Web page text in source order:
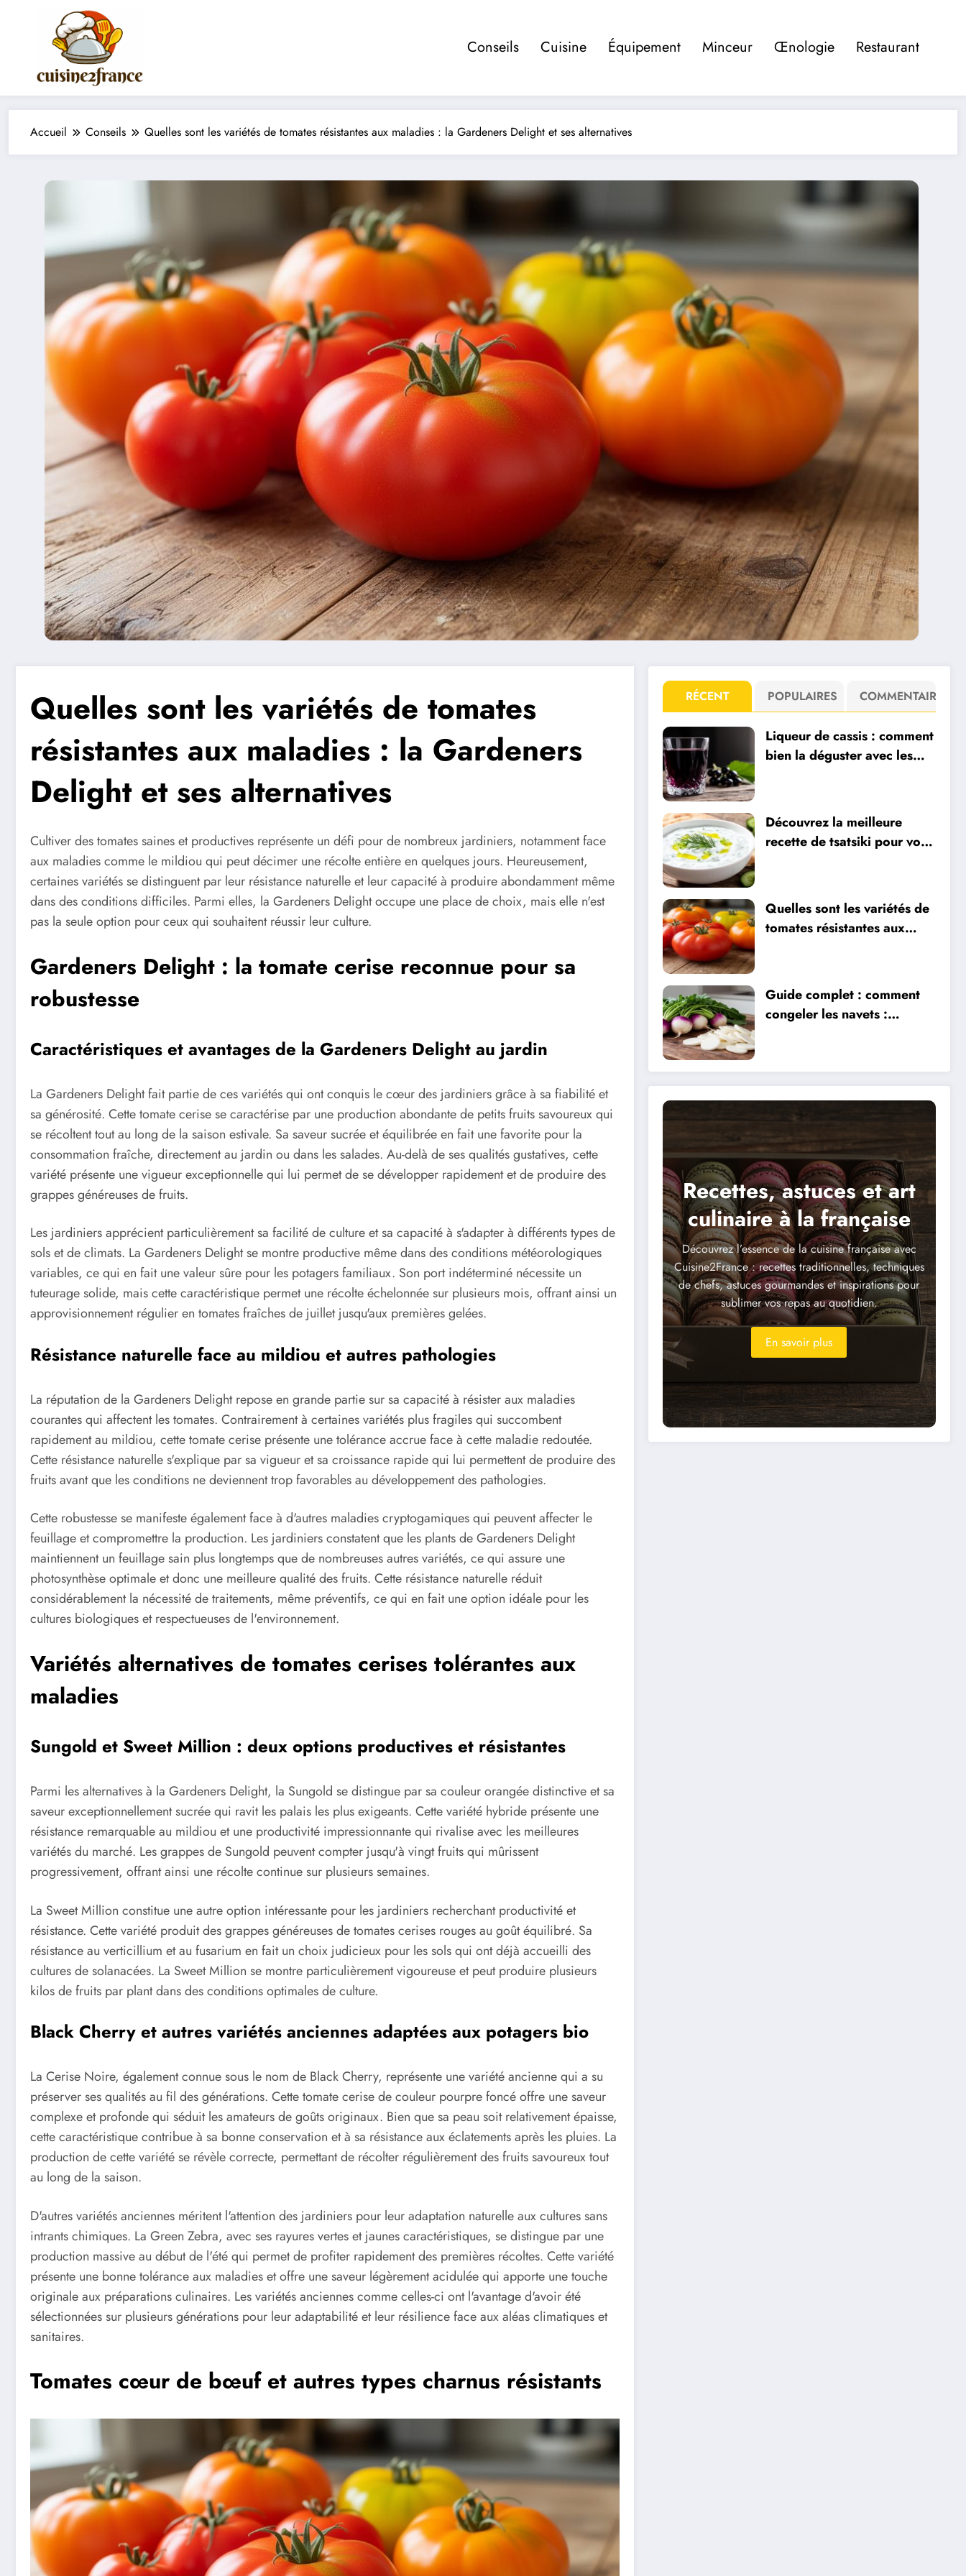
Conseils Cuisine Équipement Minceur Œnologie Restaurant
Accueil Conseils Quelles sont les variétés de tomates résistantes aux maladies : la Gardeners Delight et ses alternatives
Quelles sont les variétés de tomates
résistantes aux maladies : la Gardeners
Delight et ses alternatives
Cultiver des tomates saines et productives représente un défi pour de nombreux jardiniers, notamment face
aux maladies comme le mildiou qui peut décimer une récolte entière en quelques jours. Heureusement,
certaines variétés se distinguent par leur résistance naturelle et leur capacité à produire abondamment même
dans des conditions difficiles. Parmi elles, la Gardeners Delight occupe une place de choix, mais elle n'est
pas la seule option pour ceux qui souhaitent réussir leur culture.
Gardeners Delight : la tomate cerise reconnue pour sa
robustesse
Caractéristiques et avantages de la Gardeners Delight au jardin
La Gardeners Delight fait partie de ces variétés qui ont conquis le cœur des jardiniers grâce à sa fiabilité et
sa générosité. Cette tomate cerise se caractérise par une production abondante de petits fruits savoureux qui
se récoltent tout au long de la saison estivale. Sa saveur sucrée et équilibrée en fait une favorite pour la
consommation fraîche, directement au jardin ou dans les salades. Au-delà de ses qualités gustatives, cette
variété présente une vigueur exceptionnelle qui lui permet de se développer rapidement et de produire des
grappes généreuses de fruits.
Les jardiniers apprécient particulièrement sa facilité de culture et sa capacité à s'adapter à différents types de
sols et de climats. La Gardeners Delight se montre productive même dans des conditions météorologiques
variables, ce qui en fait une valeur sûre pour les potagers familiaux. Son port indéterminé nécessite un
tuteurage solide, mais cette caractéristique permet une récolte échelonnée sur plusieurs mois, offrant ainsi un
approvisionnement régulier en tomates fraîches de juillet jusqu'aux premières gelées.
Résistance naturelle face au mildiou et autres pathologies
La réputation de la Gardeners Delight repose en grande partie sur sa capacité à résister aux maladies
courantes qui affectent les tomates. Contrairement à certaines variétés plus fragiles qui succombent
rapidement au mildiou, cette tomate cerise présente une tolérance accrue face à cette maladie redoutée.
Cette résistance naturelle s'explique par sa vigueur et sa croissance rapide qui lui permettent de produire des
fruits avant que les conditions ne deviennent trop favorables au développement des pathologies.
Cette robustesse se manifeste également face à d'autres maladies cryptogamiques qui peuvent affecter le
feuillage et compromettre la production. Les jardiniers constatent que les plants de Gardeners Delight
maintiennent un feuillage sain plus longtemps que de nombreuses autres variétés, ce qui assure une
photosynthèse optimale et donc une meilleure qualité des fruits. Cette résistance naturelle réduit
considérablement la nécessité de traitements, même préventifs, ce qui en fait une option idéale pour les
cultures biologiques et respectueuses de l'environnement.
Variétés alternatives de tomates cerises tolérantes aux
maladies
Sungold et Sweet Million : deux options productives et résistantes
Parmi les alternatives à la Gardeners Delight, la Sungold se distingue par sa couleur orangée distinctive et sa
saveur exceptionnellement sucrée qui ravit les palais les plus exigeants. Cette variété hybride présente une
résistance remarquable au mildiou et une productivité impressionnante qui rivalise avec les meilleures
variétés du marché. Les grappes de Sungold peuvent compter jusqu'à vingt fruits qui mûrissent
progressivement, offrant ainsi une récolte continue sur plusieurs semaines.
La Sweet Million constitue une autre option intéressante pour les jardiniers recherchant productivité et
résistance. Cette variété produit des grappes généreuses de tomates cerises rouges au goût équilibré. Sa
résistance au verticillium et au fusarium en fait un choix judicieux pour les sols qui ont déjà accueilli des
cultures de solanacées. La Sweet Million se montre particulièrement vigoureuse et peut produire plusieurs
kilos de fruits par plant dans des conditions optimales de culture.
Black Cherry et autres variétés anciennes adaptées aux potagers bio
La Cerise Noire, également connue sous le nom de Black Cherry, représente une variété ancienne qui a su
préserver ses qualités au fil des générations. Cette tomate cerise de couleur pourpre foncé offre une saveur
complexe et profonde qui séduit les amateurs de goûts originaux. Bien que sa peau soit relativement épaisse,
cette caractéristique contribue à sa bonne conservation et à sa résistance aux éclatements après les pluies. La
production de cette variété se révèle correcte, permettant de récolter régulièrement des fruits savoureux tout
au long de la saison.
D'autres variétés anciennes méritent l'attention des jardiniers pour leur adaptation naturelle aux cultures sans
intrants chimiques. La Green Zebra, avec ses rayures vertes et jaunes caractéristiques, se distingue par une
production massive au début de l'été qui permet de profiter rapidement des premières récoltes. Cette variété
présente une bonne tolérance aux maladies et offre une saveur légèrement acidulée qui apporte une touche
originale aux préparations culinaires. Les variétés anciennes comme celles-ci ont l'avantage d'avoir été
sélectionnées sur plusieurs générations pour leur adaptabilité et leur résilience face aux aléas climatiques et
sanitaires.
Tomates cœur de bœuf et autres types charnus résistants
RÉCENT POPULAIRES COMMENTAIRE
Liqueur de cassis : comment
bien la déguster avec les
Découvrez la meilleure
recette de tsatsiki pour vos
Quelles sont les variétés de
tomates résistantes aux
Guide complet : comment
congeler les navets :
leur fraîcheur
Recettes, astuces et art
culinaire à la française
Découvrez l’essence de la cuisine française avec
Cuisine2France : recettes traditionnelles, techniques
de chefs, astuces gourmandes et inspirations pour
sublimer vos repas au quotidien.
En savoir plus